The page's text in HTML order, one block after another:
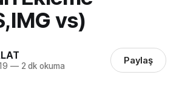
vs)
—2 dk okuma Paylaş